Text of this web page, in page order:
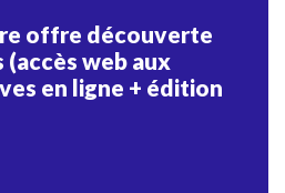
offre découverte
(accès web aux
en ligne + édition